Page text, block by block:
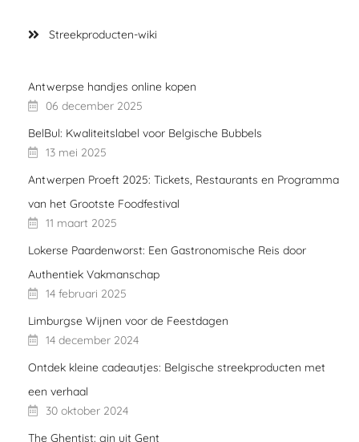
Streekproducten-wiki
Antwerpse handjes online kopen
06 december 2025
BelBul: Kwaliteitslabel voor Belgische Bubbels
13 mei 2025
Antwerpen Proeft 2025: Tickets, Restaurants en Programma
van het Grootste Foodfestival
11 maart 2025
Lokerse Paardenworst: Een Gastronomische Reis door
Authentiek Vakmanschap
14 februari 2025
Limburgse Wijnen voor de Feestdagen
14 december 2024
Ontdek kleine cadeautjes: Belgische streekproducten met
een verhaal
30 oktober 2024
The Ghentist: gin uit Gent